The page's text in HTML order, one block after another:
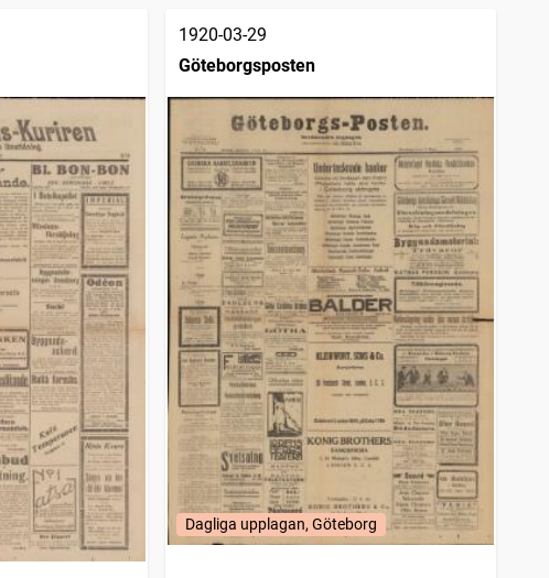
1920-03-29
Göteborgsposten
Dagliga upplagan, Göteborg